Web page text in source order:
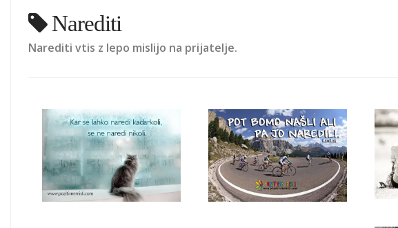
Narediti
Narediti vtis z lepo mislijo na prijatelje.